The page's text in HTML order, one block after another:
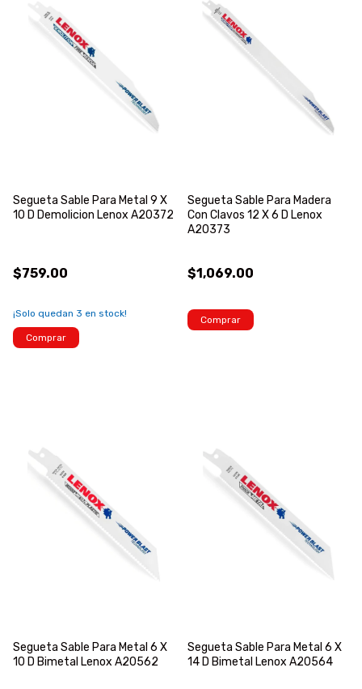
Segueta Sable Para Metal 9 X
10 D Demolicion Lenox A20372
$759.00
¡Solo quedan 3 en stock!
Comprar
Segueta Sable Para Madera
Con Clavos 12 X 6 D Lenox
A20373
$1,069.00
Comprar
Segueta Sable Para Metal 6 X
10 D Bimetal Lenox A20562
Segueta Sable Para Metal 6 X
14 D Bimetal Lenox A20564